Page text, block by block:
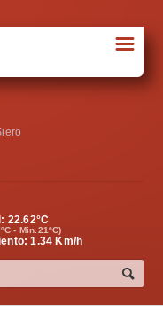
☰
22.62°C
- Min.21ºC)
1.34 Km/h